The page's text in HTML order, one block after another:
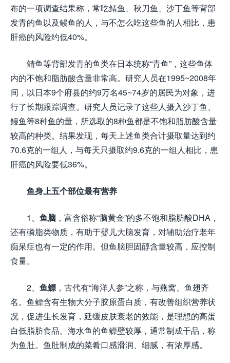
布的一项调查结果称，常吃鲭鱼、秋刀鱼、沙丁鱼等背部
发青的鱼以及鳗鱼的人，与不怎么吃这些鱼的人相比，患
肝癌的风险约低40%。
鲭鱼等背部发青的鱼类在日本统称“青鱼”，这些鱼体
内的不饱和脂肪酸含量非常高。研究人员在1995~2008年
间，以日本9个府县的约9万名45~74岁的居民为对象，进
行了长期跟踪调查。研究人员记录了这些人摄入沙丁鱼、
鳗鱼等8种鱼的量，所选取的8种鱼都是不饱和脂肪酸含量
较高的种类。结果发现，每天上述鱼类合计摄取量达到约
70.6克的一组人，与每天只摄取约9.6克的一组人相比，患
肝癌的风险要低36%。
鱼身上五个部位最有营养
1、 鱼脑 ，富含俗称“脑黄金”的多不饱和脂肪酸DHA，
还有磷脂类物质，有助于婴儿大脑发育，对辅助治疗老年
痴呆症也有一定的作用。但鱼脑胆固醇含量较高，应控制
食量。
2、 鱼鳔 ，古代有“海洋人参”之称，与燕窝、鱼翅齐
名。鱼鳔含有生物大分子胶原蛋白质，有改善组织营养状
况，促进生长发育，延缓皮肤衰老的效能，是理想的高蛋
白低脂肪食品。海水鱼的鱼鳔壁较厚，通常制成干品，称
为鱼肚。鱼肚制成的菜肴口感滑润、细腻，有浓厚感。